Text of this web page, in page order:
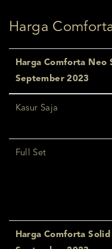
Harga
Harga Comforta Neo
September 2023
Kasur Saja
Full Set
Harga Comforta Solid